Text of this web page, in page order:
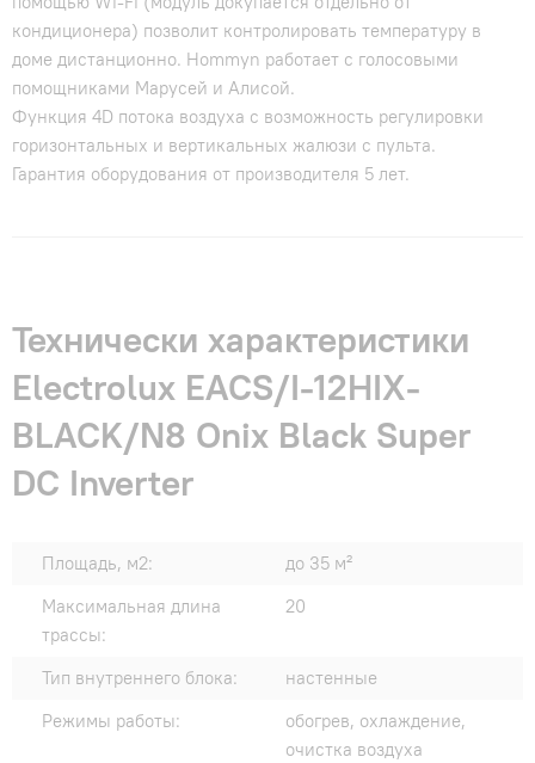
кондиционера) позволит контролировать температуру в
доме дистанционно. Hommyn работает с голосовыми
помощниками Марусей и Алисой.
Функция 4D потока воздуха с возможность регулировки
горизонтальных и вертикальных жалюзи с пульта.
Гарантия оборудования от производителя 5 лет.
Технически характеристики
Electrolux EACS/I-12HIX-
BLACK/N8 Onix Black Super
DC Inverter
Площадь, м2:
до 35 м²
Максимальная длина
трассы:
20
Тип внутреннего блока:
настенные
Режимы работы:
обогрев, охлаждение,
очистка воздуха